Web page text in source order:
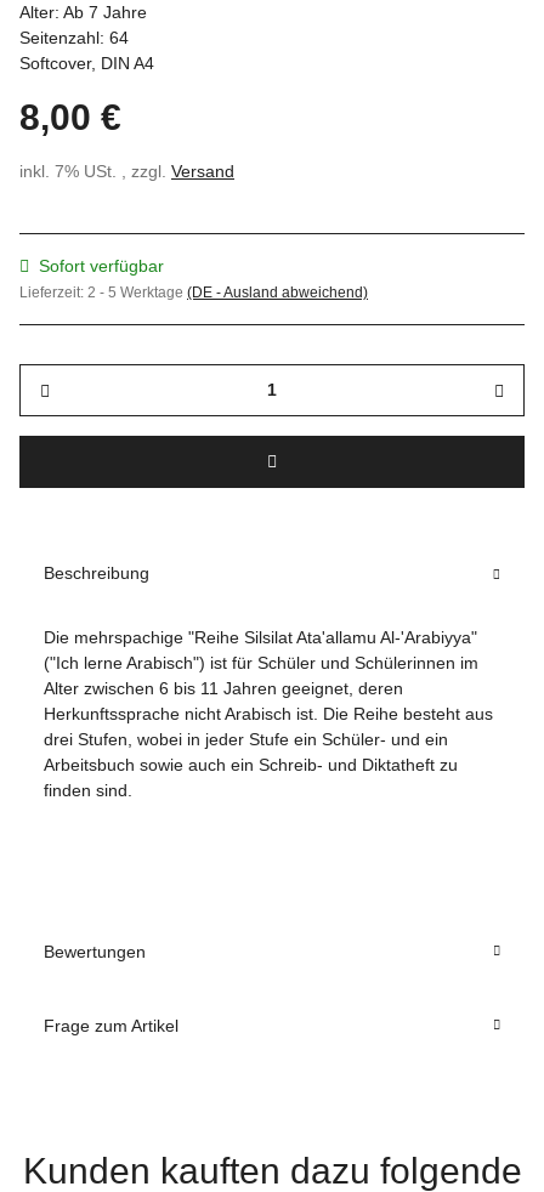
Alter: Ab 7 Jahre
Seitenzahl: 64
Softcover, DIN A4
8,00 €
inkl. 7% USt. , zzgl. Versand
Sofort verfügbar
Lieferzeit: 2 - 5 Werktage (DE - Ausland abweichend)
Beschreibung
Die mehrspachige "Reihe Silsilat Ata'allamu Al-'Arabiyya"
("Ich lerne Arabisch") ist für Schüler und Schülerinnen im
Alter zwischen 6 bis 11 Jahren geeignet, deren
Herkunftssprache nicht Arabisch ist. Die Reihe besteht aus
drei Stufen, wobei in jeder Stufe ein Schüler- und ein
Arbeitsbuch sowie auch ein Schreib- und Diktatheft zu
finden sind.
Bewertungen
Frage zum Artikel
Kunden kauften dazu folgende